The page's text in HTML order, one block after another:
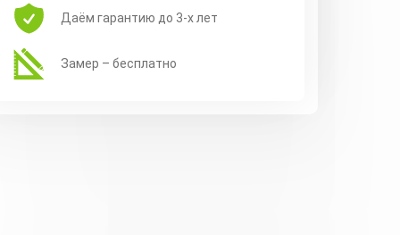
Даём гарантию до 3-х лет
Замер – бесплатно